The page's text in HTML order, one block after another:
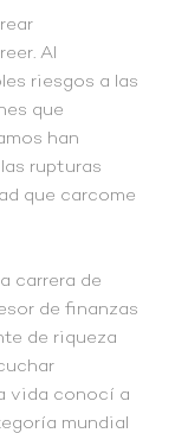
Al
riesgos a las
que
han
rupturas
que carcome
carrera de
de finanzas
de riqueza
vida conocí a
mundial